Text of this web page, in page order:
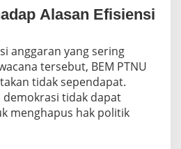
Alasan Efisiensi
anggaran yang sering
tersebut, BEM PTNU
tidak sependapat.
demokrasi tidak dapat
menghapus hak politik